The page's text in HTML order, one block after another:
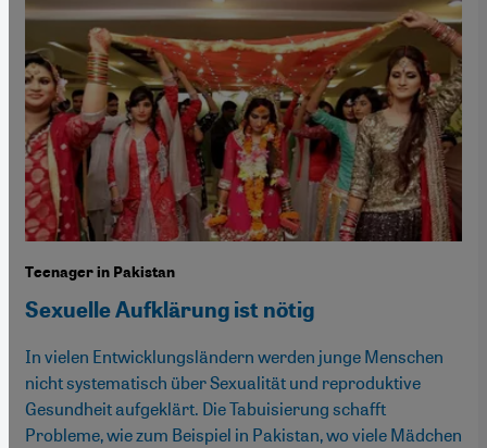
Teenager in Pakistan
Sexuelle Aufklärung ist nötig
In vielen Entwicklungsländern werden junge Menschen
nicht systematisch über Sexualität und reproduktive
Gesundheit aufgeklärt. Die Tabuisierung schafft
Probleme, wie zum Beispiel in Pakistan, wo viele Mädchen